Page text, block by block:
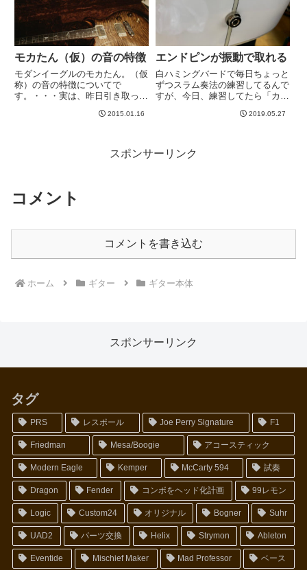
モカたん（仮）の音の特徴
モダンイーグルのモカたん。（仮
称）の音の特徴についてで
す。・・・実は、昨日引き取った
てスタジオ行ってしまいました。
wwまずお店で引き取り時にモダ
2015.01.16
エンドピンが振動で取れる
白ハミングバードで毎日ちょっと
ずつスラム奏法の練習してるんで
すが、今日、練習してたら「カラ
ンドピンが緩んで取れたw緩んだ
もボディヒットする影響が出る
ん...
2019.05.27
スポンサーリンク
コメント
コメントを書き込む
ホーム ギター ギター本体
スポンサーリンク
タグ
PRS レスポール Joe Perry Signature F1
Friedman Mesa/Boogie アコースティック
Modern Eagle Kemper McCarty 594 試奏
Dragon Fender コンボをヘッド化計画 99レモン
Logic Custom24 オリジナル Bogner Suhr
UAD2 パーツ交換 Helix Strymon Ableton
Eventide Mischief Maker Mad Professor ベース